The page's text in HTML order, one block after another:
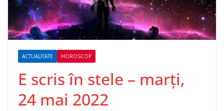
ACTUALITATE HOROSCOP
E scris în stele – marți,
24 mai 2022